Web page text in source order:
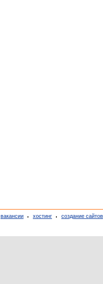
вакансии хостинг создание сайтов